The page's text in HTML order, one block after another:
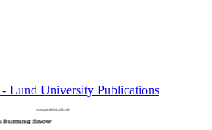
Lund University Publications